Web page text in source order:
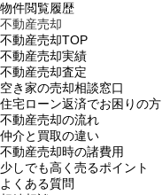
物件閲覧履歴
不動産売却
不動産売却TOP
不動産売却実績
不動産売却査定
空き家の売却相談窓口
住宅ローン返済でお困りの方
不動産売却の流れ
仲介と買取の違い
不動産売却時の諸費用
少しでも高く売るポイント
よくある質問